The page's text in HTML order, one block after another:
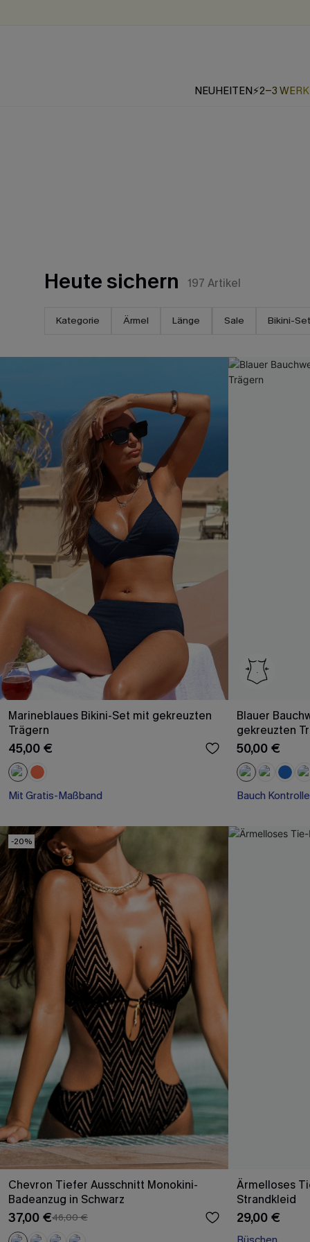
NEUHEITEN⚡2-3
Heute sichern 197 Artikel
Kategorie Ärmel Länge Sale Bikini-Set
Marineblaues Bikini-Set mit gekreuzten
Trägern
45,00 €
Mit Gratis-Maßband
Blauer
gekreuzten
50,00 €
Bauch Kontrolle
-20%
Chevron Tiefer Ausschnitt Monokini-
Badeanzug in Schwarz
37,00 €46,00 €
Ärmelloses
Strandkleid
29,00 €